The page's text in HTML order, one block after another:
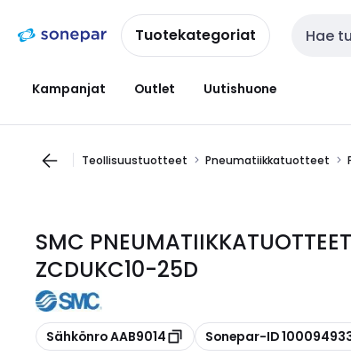
navigointiinsisältöönTuotekategoriat Haku
Kampanjat Outlet Uutishuone
Teollisuustuotteet Pneumatiikkatuotteet
SMC
ZCDUKC10-25D
Kopioi
Sähkönro AAB9014 Kopioi
Sonepar-ID